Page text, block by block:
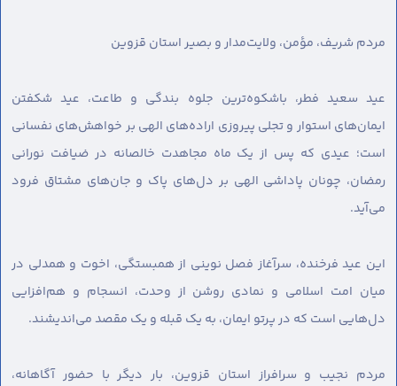
مردم شریف، مؤمن، ولایت‌مدار و بصیر استان قزوین
عید سعید فطر، باشکوه‌ترین جلوه بندگی و طاعت، عید شکفتن
ایمان‌های استوار و تجلی پیروزی اراده‌های الهی بر خواهش‌های نفسانی
است؛ عیدی که پس از یک ماه مجاهدت خالصانه در ضیافت نورانی
رمضان، چونان پاداشی الهی بر دل‌های پاک و جان‌های مشتاق فرود
می‌آید.
این عید فرخنده، سرآغاز فصل نوینی از همبستگی، اخوت و همدلی در
میان امت اسلامی و نمادی روشن از وحدت، انسجام و هم‌افزایی
دل‌هایی است که در پرتو ایمان، به یک قبله و یک مقصد می‌اندیشند.
مردم نجیب و سرافراز استان قزوین، بار دیگر با حضور آگاهانه،